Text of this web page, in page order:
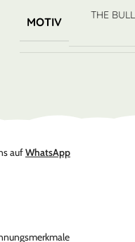
MOTIV THE
aufWhatsApp